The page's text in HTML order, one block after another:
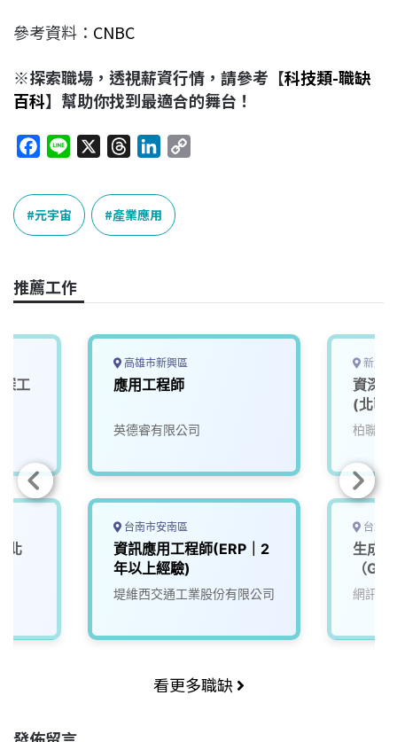
參考資料： CNBC
※探索職場，透視薪資行情，請參考【科技類-職缺
百科】幫助你找到最適合的舞台！
c
e
b
o
k
n
e
r
e
a
n
k
e
n
k
元宇宙 產業應用
推薦工作
工
北
高雄市新興區
應用工程師
英德睿有限公司
台南市安南區
資訊應用工程師(ERP｜2
年以上經驗)
堤維西交通工業股份有限公司
新北
資深
(北區)
柏聯科
台北
生成
（
LLM
網訊電
看更多職缺